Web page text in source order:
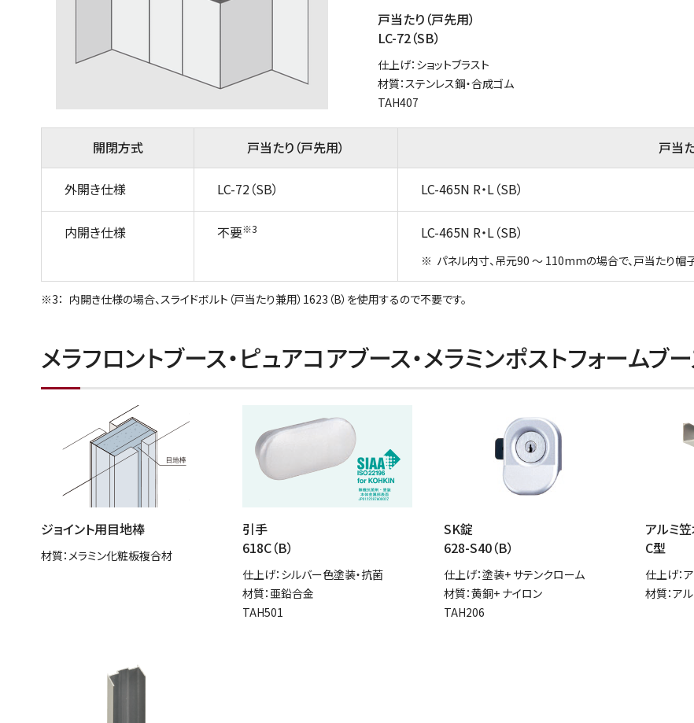
戸当たり（戸先用）
LC-72（SB）
仕上げ：ショットブラスト
材質：ステンレス鋼・合成ゴム
TAH407
開閉方式 戸当たり（戸先用） 戸当
外開き仕様 LC-72（SB） LC-465N R・L（SB）
内開き仕様 不要※3 LC-465N R・L（SB）
パネル内寸、吊元90 ～ 110mmの場合で、戸当たり帽
内開き仕様の場合、スライドボルト（戸当たり兼用）1623（B）を使用するので不要です。
メラフロントブース・ピュアコアブース・メラミンポストフォームブ
ジョイント用目地棒
材質：メラミン化粧板複合材
引手
618C（B）
仕上げ：シルバー色塗装・抗菌
材質：亜鉛合金
TAH501
SK錠
628-S40（B）
仕上げ：塗装+ サテンクローム
材質：黄銅+ ナイロン
TAH206
アルミ
C型
仕上げ：
材質：ア